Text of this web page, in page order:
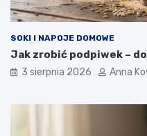
SOKI I NAPOJE DOMOWE
Jak zrobić podpiwek –
3 sierpnia 2026 Anna